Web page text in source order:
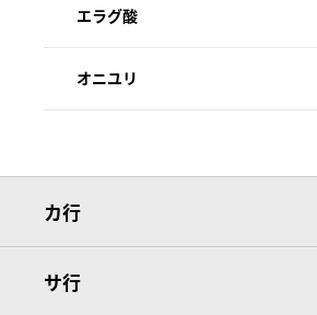
エラグ酸
オニユリ
カ行
サ行